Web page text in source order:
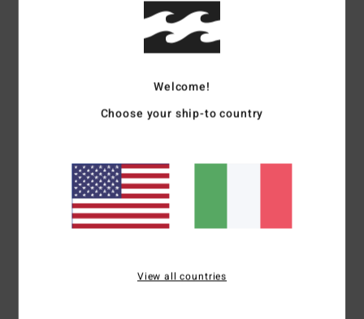
5/5
Come descritto
Mostra originale - Deutsch
/5 Rapporto qualità-prezzo
: 5/5 Colore: 5/5
Consiglio questo prodotto
5/5
Welcome!
Choose your ship-to country
View all countries